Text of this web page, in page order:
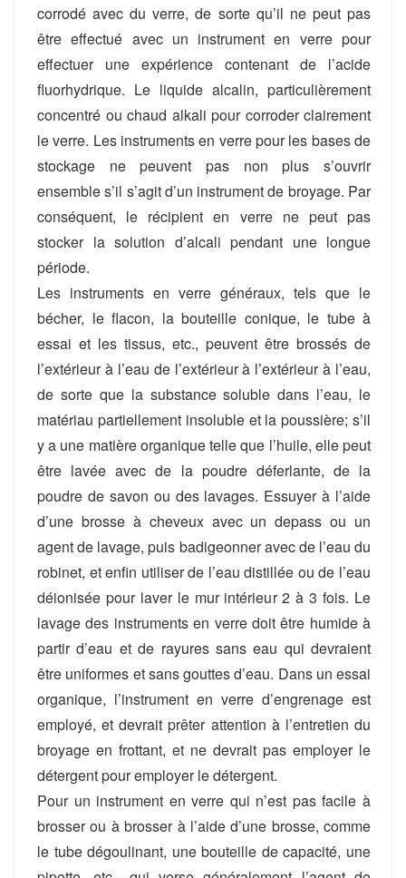
corrodé avec du verre, de sorte qu’il ne peut pas
être effectué avec un instrument en verre pour
effectuer une expérience contenant de l’acide
fluorhydrique. Le liquide alcalin, particulièrement
concentré ou chaud alkali pour corroder clairement
le verre. Les instruments en verre pour les bases de
stockage ne peuvent pas non plus s’ouvrir
ensemble s’il s’agit d’un instrument de broyage. Par
conséquent, le récipient en verre ne peut pas
stocker la solution d’alcali pendant une longue
période.
Les instruments en verre généraux, tels que le
bécher, le flacon, la bouteille conique, le tube à
essai et les tissus, etc., peuvent être brossés de
l’extérieur à l’eau de l’extérieur à l’extérieur à l’eau,
de sorte que la substance soluble dans l’eau, le
matériau partiellement insoluble et la poussière; s’il
y a une matière organique telle que l’huile, elle peut
être lavée avec de la poudre déferlante, de la
poudre de savon ou des lavages. Essuyer à l’aide
d’une brosse à cheveux avec un depass ou un
agent de lavage, puis badigeonner avec de l’eau du
robinet, et enfin utiliser de l’eau distillée ou de l’eau
déionisée pour laver le mur intérieur 2 à 3 fois. Le
lavage des instruments en verre doit être humide à
partir d’eau et de rayures sans eau qui devraient
être uniformes et sans gouttes d’eau. Dans un essai
organique, l’instrument en verre d’engrenage est
employé, et devrait prêter attention à l’entretien du
broyage en frottant, et ne devrait pas employer le
détergent pour employer le détergent.
Pour un instrument en verre qui n’est pas facile à
brosser ou à brosser à l’aide d’une brosse, comme
le tube dégoulinant, une bouteille de capacité, une